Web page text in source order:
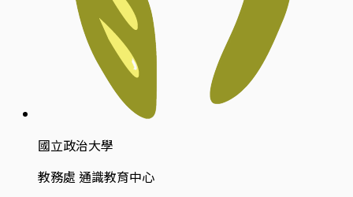
國立政治大學
教務處 通識教育中心